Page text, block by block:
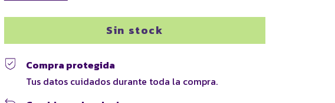
Compra protegida
Tus datos cuidados durante toda la compra.